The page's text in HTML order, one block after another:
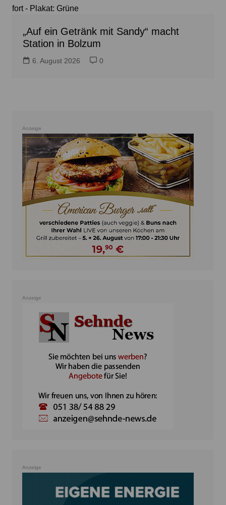
fort - Plakat: Grüne
„Auf ein Getränk mit Sandy“ macht
Station in Bolzum
6. August 2026 0
Anzeige
Anzeige
Anzeige